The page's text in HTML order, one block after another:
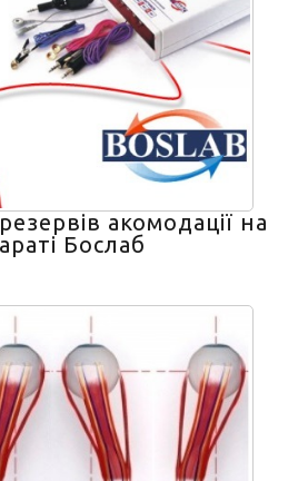
акомодації на
Бослаб